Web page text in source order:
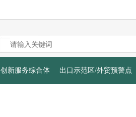
创新服务综合体 出口示范区/外贸预警点